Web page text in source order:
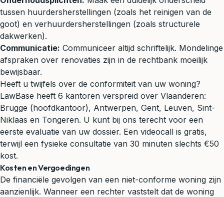
tussen huurdersherstellingen (zoals het reinigen van de
goot) en verhuurdersherstellingen (zoals structurele
dakwerken).
Communicatie: Communiceer altijd schriftelijk. Mondelinge
afspraken over renovaties zijn in de rechtbank moeilijk
bewijsbaar.
Heeft u twijfels over de conformiteit van uw woning?
LawBase heeft 6 kantoren verspreid over Vlaanderen:
Brugge (hoofdkantoor), Antwerpen, Gent, Leuven, Sint-
Niklaas en Tongeren. U kunt bij ons terecht voor een
eerste evaluatie van uw dossier. Een videocall is gratis,
terwijl een fysieke consultatie van 30 minuten slechts €50
kost.
Kosten en Vergoedingen
De financiële gevolgen van een niet-conforme woning zijn
aanzienlijk. Wanneer een rechter vaststelt dat de woning